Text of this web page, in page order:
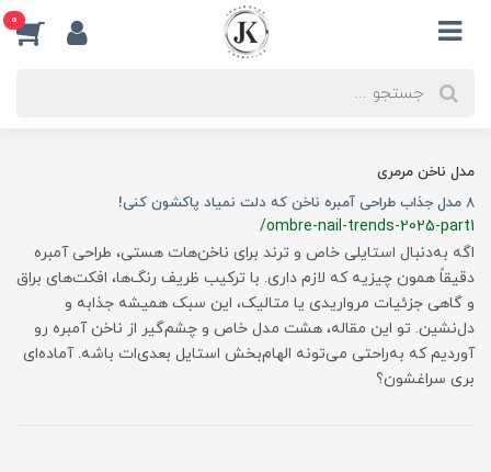
0
مدل ناخن مرمری
8 مدل جذاب طراحی آمبره ناخن که دلت نمیاد پاکشون کنی!
/ombre-nail-trends-2025-part1
اگه به‌دنبال استایلی خاص و ترند برای ناخن‌هات هستی، طراحی آمبره
دقیقاً همون چیزیه که لازم داری. با ترکیب ظریف رنگ‌ها، افکت‌های براق
و گاهی جزئیات مرواریدی یا متالیک، این سبک همیشه جذابه و
دل‌نشین. تو این مقاله، هشت مدل خاص و چشم‌گیر از ناخن آمبره رو
آوردیم که به‌راحتی می‌تونه الهام‌بخش استایل بعدی‌ات باشه. آماده‌ای
بری سراغشون؟